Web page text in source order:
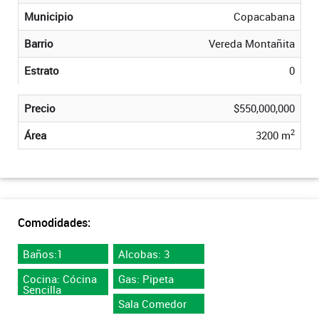
Municipio
Copacabana
Barrio
Vereda Montañita
Estrato
0
Precio
$550,000,000
Área
3200 m2
Comodidades:
Baños:1
Alcobas: 3
Cocina: Cócina
Sencilla
Gas: Pipeta
Sala Comedor